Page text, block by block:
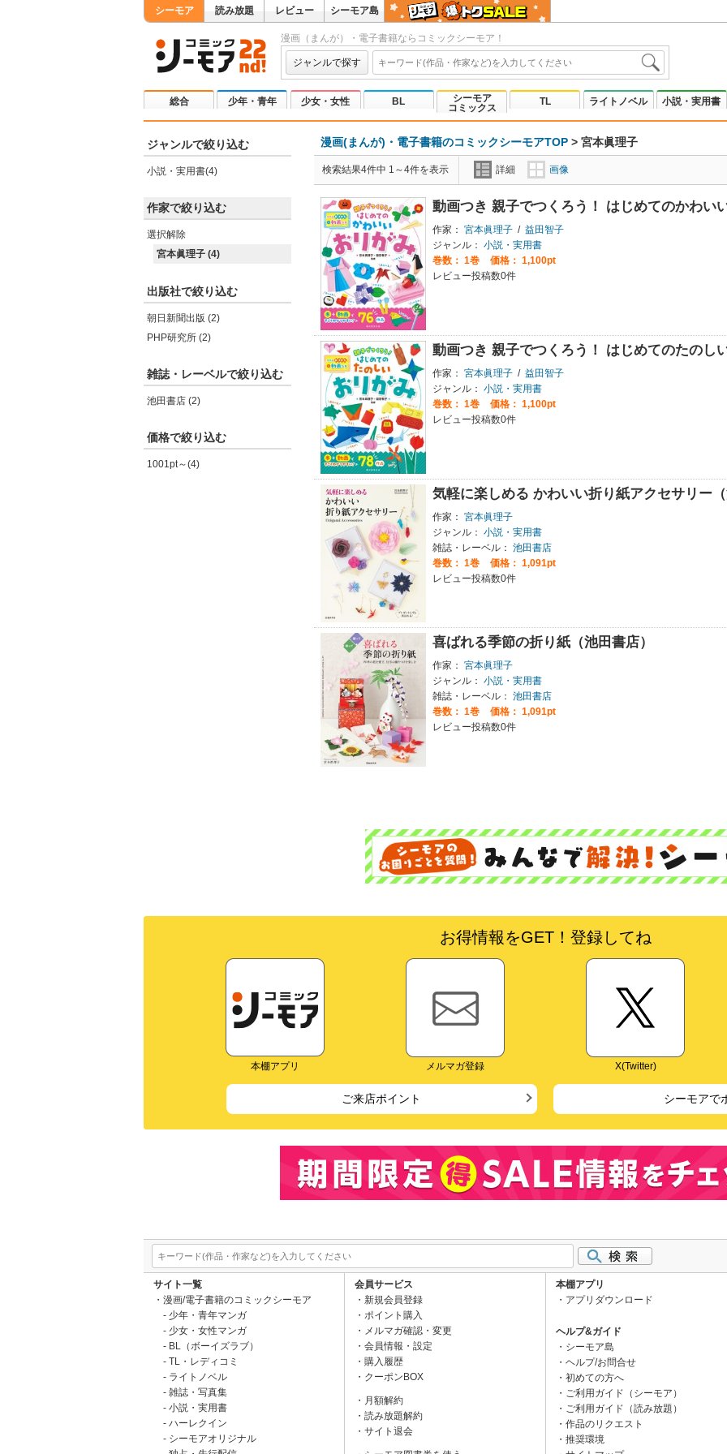
シーモア 読み放題 レビュー シーモア島
漫画（まんが）・電子書籍ならコミックシーモア！
ジャンルで探す
総合 少年・青年 少女・女性 BL
シーモア
コミックス
TL ライトノベル 小説・実用書
ジャンルで絞り込む
小説・実用書(4)
作家で絞り込む
選択解除
宮本眞理子 (4)
出版社で絞り込む
朝日新聞出版 (2)
PHP研究所 (2)
雑誌・レーベルで絞り込む
池田書店 (2)
価格で絞り込む
1001pt～(4)
漫画(まんが)・電子書籍のコミックシーモアTOP > 宮本眞理子
検索結果4件中 1～4件を表示 詳細 画像
動画つき 親子でつくろう！ はじめてのかわい
作家： 宮本眞理子 / 益田智子
ジャンル： 小説・実用書
巻数： 1巻
価格： 1,100pt
レビュー投稿数0件
動画つき 親子でつくろう！ はじめてのたのし
作家： 宮本眞理子 / 益田智子
ジャンル： 小説・実用書
巻数： 1巻
価格： 1,100pt
レビュー投稿数0件
気軽に楽しめる かわいい折り紙アクセサリー
作家： 宮本眞理子
ジャンル： 小説・実用書
雑誌・レーベル： 池田書店
巻数： 1巻
価格： 1,091pt
レビュー投稿数0件
喜ばれる季節の折り紙（池田書店）
作家： 宮本眞理子
ジャンル： 小説・実用書
雑誌・レーベル： 池田書店
巻数： 1巻
価格： 1,091pt
レビュー投稿数0件
お得情報をGET！登録してね
本棚アプリ メルマガ登録 X(Twitter)
ご来店ポイント シーモアで
サイト一覧
漫画/電子書籍のコミックシーモア
少年・青年マンガ
少女・女性マンガ
BL（ボーイズラブ）
TL・レディコミ
ライトノベル
雑誌・写真集
小説・実用書
ハーレクイン
シーモアオリジナル
会員サービス
新規会員登録
ポイント購入
メルマガ確認・変更
会員情報・設定
購入履歴
クーポンBOX
月額解約
読み放題解約
サイト退会
本棚アプリ
アプリダウンロード
ヘルプ&ガイド
シーモア島
ヘルプ/お問合せ
初めての方へ
ご利用ガイド（シーモア）
ご利用ガイド（読み放題）
作品のリクエスト
推奨環境